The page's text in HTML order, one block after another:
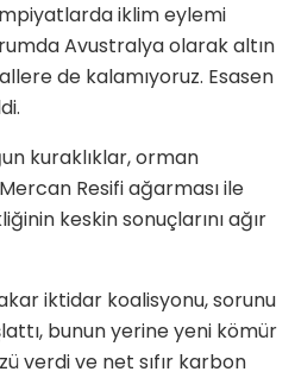
iklim eylemi
Avustralya olarak altın
de kalamıyoruz. Esasen
kuraklıklar, orman
Resifi ağarması ile
keskin sonuçlarını ağır
iktidar koalisyonu, sorunu
bunun yerine yeni kömür
verdi ve net sıfır karbon